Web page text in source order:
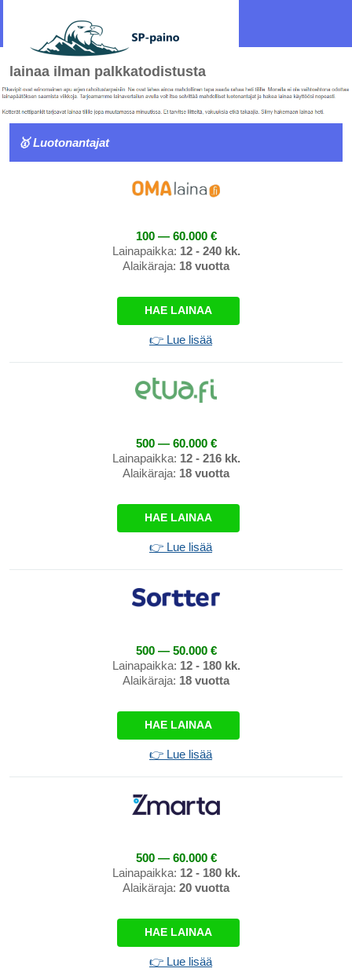
lainaa ilman palkkatodistusta
🥇 Luotonantajat
100 — 60.000 €
Lainapaikka: 12 - 240 kk.
Alaikäraja: 18 vuotta
HAE LAINAA
👉 Lue lisää
500 — 60.000 €
Lainapaikka: 12 - 216 kk.
Alaikäraja: 18 vuotta
HAE LAINAA
👉 Lue lisää
500 — 50.000 €
Lainapaikka: 12 - 180 kk.
Alaikäraja: 18 vuotta
HAE LAINAA
👉 Lue lisää
500 — 60.000 €
Lainapaikka: 12 - 180 kk.
Alaikäraja: 20 vuotta
HAE LAINAA
👉 Lue lisää